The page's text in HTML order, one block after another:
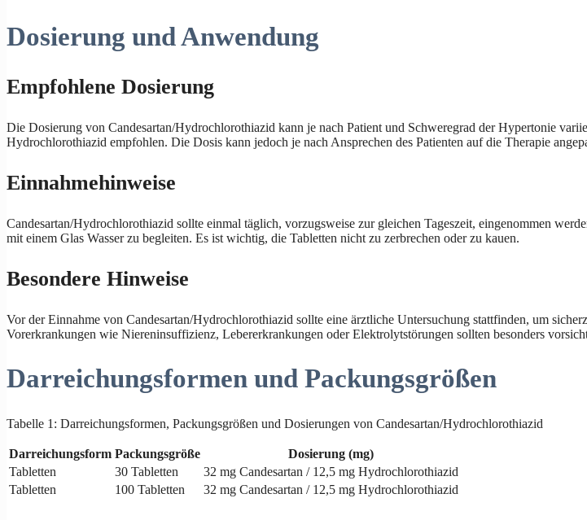
Dosierung und Anwendung
Empfohlene Dosierung
Die Dosierung von Candesartan/Hydrochlorothiazid kann je nach Patient und Schweregrad der Hypertonie
Hydrochlorothiazid empfohlen. Die Dosis kann jedoch je nach Ansprechen des Patienten auf die Therapie
Einnahmehinweise
Candesartan/Hydrochlorothiazid sollte einmal täglich, vorzugsweise zur gleichen Tageszeit, eingenommen
mit einem Glas Wasser zu begleiten. Es ist wichtig, die Tabletten nicht zu zerbrechen oder zu kauen.
Besondere Hinweise
Vor der Einnahme von Candesartan/Hydrochlorothiazid sollte eine ärztliche Untersuchung stattfinden, um
Vorerkrankungen wie Niereninsuffizienz, Lebererkrankungen oder Elektrolytstörungen sollten besonders
Darreichungsformen und Packungsgrößen
Tabelle 1: Darreichungsformen, Packungsgrößen und Dosierungen von Candesartan/Hydrochlorothiazid
Darreichungsform Packungsgröße
Dosierung (mg)
Tabletten
30 Tabletten
32 mg Candesartan / 12,5 mg Hydrochlorothiazid
Tabletten
100 Tabletten 32 mg Candesartan / 12,5 mg Hydrochlorothiazid